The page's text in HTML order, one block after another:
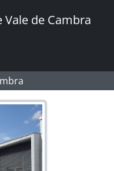
de Cambra